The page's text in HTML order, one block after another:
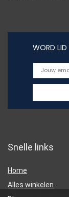
WORD LID
Snelle links
Home
Alles winkelen